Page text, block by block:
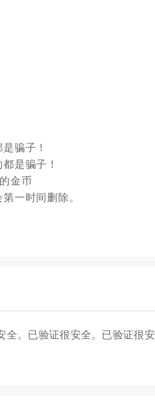
骗子！
是骗子！
金币
一时间删除。
全。已验证很安全。已验证很安